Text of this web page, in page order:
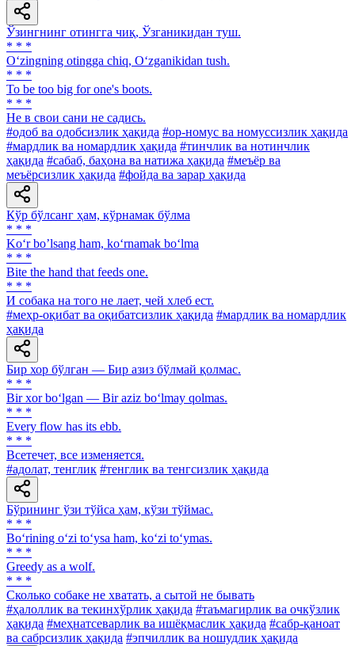
Ўзингнинг отингга чиқ, Ўзганикидан туш.
* * *
O‘zingning otingga chiq, O‘zganikidan tush.
* * *
To be too big for one's boots.
* * *
He в свои сани не садись.
#одоб ва одобсизлик ҳақида #ор-номус ва номуссизлик ҳақида
#мардлик ва номардлик ҳақида #тинчлик ва нотинчлик
ҳақида #сабаб, баҳона ва натижа ҳақида #меъёр ва
меъёрсизлик ҳақида #фойда ва зарар ҳақида
Кўр бўлсанг ҳам, кўрнамак бўлма
* * *
Ko‘r bo’lsang ham, ko‘rnamak bo‘lma
* * *
Bite the hand that feeds one.
* * *
И собака на того не лает, чей хлеб ест.
#меҳр-оқибат ва оқибатсизлик ҳақида #мардлик ва номардлик
ҳақида
Бир хор бўлган — Бир азиз бўлмай қолмас.
* * *
Bir xor bo‘lgan — Bir aziz bo‘lmay qolmas.
* * *
Every flow has its ebb.
* * *
Всетечет, все изменяется.
#адолат, тенглик #тенглик ва тенгсизлик ҳақида
Бўрининг ўзи тўйса ҳам, кўзи тўймас.
* * *
Bo‘rining o‘zi to‘ysa ham, ko‘zi to‘ymas.
* * *
Greedy as а wolf.
* * *
Сколько собаке не хватать, а сытой не бывать
#ҳалоллик ва текинхўрлик ҳақида #таъмагирлик ва очкўзлик
ҳақида #меҳнатсеварлик ва ишёқмаслик ҳақида #сабр-қаноат
ва сабрсизлик ҳақида #эпчиллик ва ношудлик ҳақида